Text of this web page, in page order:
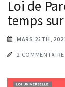
Loi de
temps
MARS 25TH,
2 COMMENTAIRE